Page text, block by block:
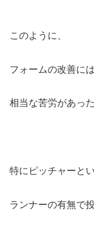
このように、
フォームの改善には
相当な苦労があっ
特にピッチャーと
ランナーの有無で